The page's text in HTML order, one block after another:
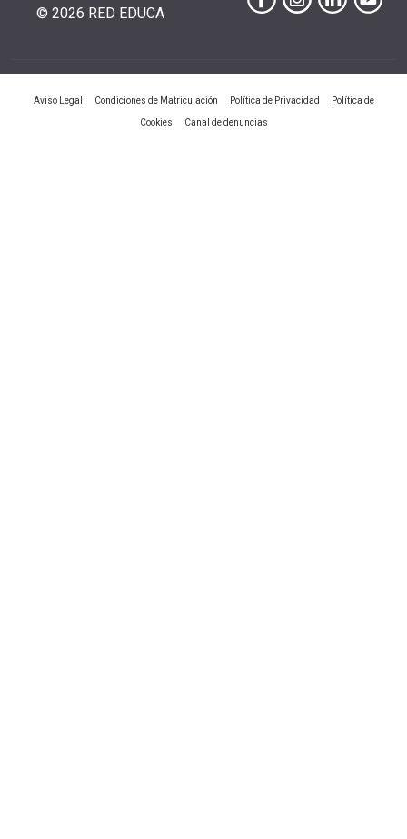
© 2026 RED EDUCA
Aviso Legal Condiciones de Matriculación Política de Privacidad Política de
Cookies Canal de denuncias